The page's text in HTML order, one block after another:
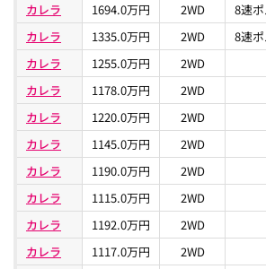
カレラ
1694.0万円 2WD
8速
カレラ
1335.0万円 2WD
8速
カレラ
1255.0万円 2WD
カレラ
1178.0万円 2WD
カレラ
1220.0万円 2WD
カレラ
1145.0万円 2WD
カレラ
1190.0万円 2WD
カレラ
1115.0万円 2WD
カレラ
1192.0万円 2WD
カレラ
1117.0万円 2WD